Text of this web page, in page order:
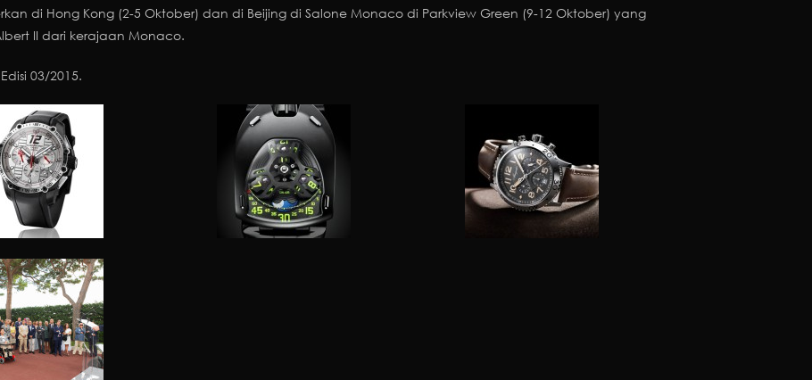
di Hong Kong (2-5 Oktober) dan di Beijing di Salone Monaco di Parkview Green (9-12 Oktober) yang
II dari kerajaan Monaco.
03/2015.